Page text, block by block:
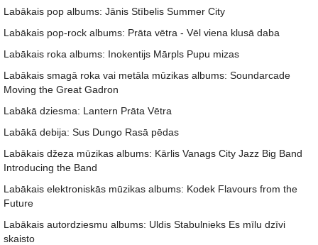
Labākais pop albums: Jānis Stībelis Summer City
Labākais pop-rock albums: Prāta vētra - Vēl viena klusā daba
Labākais roka albums: Inokentijs Mārpls Pupu mizas
Labākais smagā roka vai metāla mūzikas albums: Soundarcade
Moving the Great Gadron
Labākā dziesma: Lantern Prāta Vētra
Labākā debija: Sus Dungo Rasā pēdas
Labākais džeza mūzikas albums: Kārlis Vanags City Jazz Big Band
Introducing the Band
Labākais elektroniskās mūzikas albums: Kodek Flavours from the
Future
Labākais autordziesmu albums: Uldis Stabulnieks Es mīlu dzīvi
skaisto